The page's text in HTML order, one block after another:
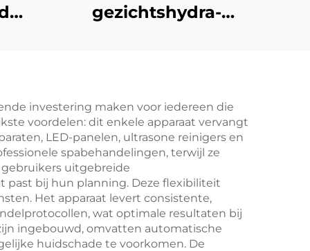
+
gezichtshydra-
hogedruksproeier
voor
schoonheidssalons
investering maken voor iedereen die
voordelen: dit enkele apparaat vervangt
LED-panelen, ultrasone reinigers en
spabehandelingen, terwijl ze
uitgebreide
bij hun planning. Deze flexibiliteit
Het apparaat levert consistente,
wat optimale resultaten bij
ingebouwd, omvatten automatische
huidschade te voorkomen. De